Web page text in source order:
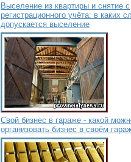
Выселение из квартиры и снятие с
регистрационного учёта: в каких
допускается выселение
Свой бизнес в гараже - какой
организовать бизнес в своём